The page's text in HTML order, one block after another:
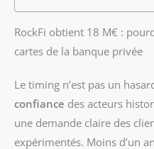
RockFi obtient 18 M€ :
cartes de la banque privée
Le timing n’est pas un
confiance des acteurs
une demande claire des
expérimentés. Moins d’un